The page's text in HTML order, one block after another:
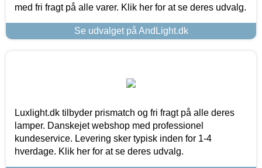
med fri fragt på alle varer. Klik her for at se deres udvalg.
Se udvalget på AndLight.dk
Luxlight.dk tilbyder prismatch og fri fragt på alle deres
lamper. Danskejet webshop med professionel
kundeservice. Levering sker typisk inden for 1-4
hverdage. Klik her for at se deres udvalg.